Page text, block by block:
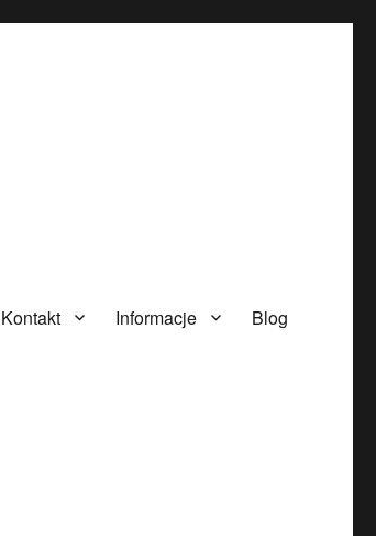
Kontakt Informacje Blog